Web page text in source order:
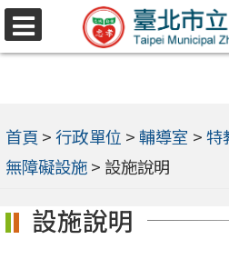
跳
至
內
容
選
首頁 > 行政單位 >輔導室 >特
無障礙設施> 設施說明
設施說明